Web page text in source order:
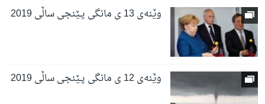
وێنەی 13 ی مانگی پـێنجی ساڵی 2019
وێنەی 12 ی مانگی پـێنجی ساڵی 2019